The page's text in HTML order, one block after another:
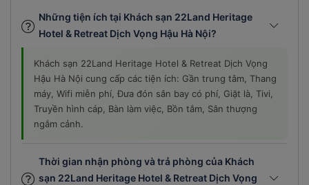
Những tiện ích tại Khách sạn 22Land Heritage
Hotel & Retreat Dịch Vọng Hậu Hà Nội?
Khách sạn 22Land Heritage Hotel & Retreat Dịch Vọng
Hậu Hà Nội cung cấp các tiện ích: Gần trung tâm, Thang
máy, Wifi miễn phí, Đưa đón sân bay có phí, Giặt là, Tivi,
Truyền hình cáp, Bàn làm việc, Bồn tắm, Sân thượng
ngắm cảnh.
Thời gian nhận phòng và trả phòng của Khách
sạn 22Land Heritage Hotel & Retreat Dịch Vọng